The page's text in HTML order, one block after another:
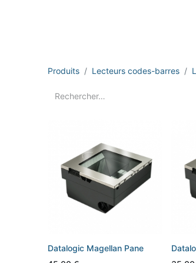
Produits Lecteurs codes-barres
Datalogic Magellan Pane